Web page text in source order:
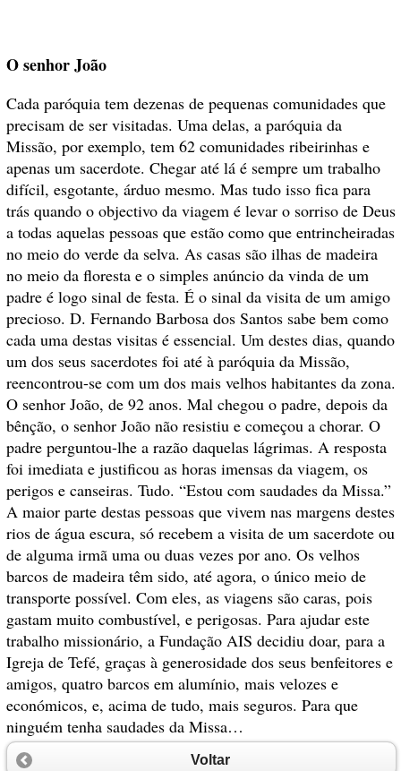
O senhor João
Cada paróquia tem dezenas de pequenas comunidades que
precisam de ser visitadas. Uma delas, a paróquia da
Missão, por exemplo, tem 62 comunidades ribeirinhas e
apenas um sacerdote. Chegar até lá é sempre um trabalho
difícil, esgotante, árduo mesmo. Mas tudo isso fica para
trás quando o objectivo da viagem é levar o sorriso de Deus
a todas aquelas pessoas que estão como que entrincheiradas
no meio do verde da selva. As casas são ilhas de madeira
no meio da floresta e o simples anúncio da vinda de um
padre é logo sinal de festa. É o sinal da visita de um amigo
precioso. D. Fernando Barbosa dos Santos sabe bem como
cada uma destas visitas é essencial. Um destes dias, quando
um dos seus sacerdotes foi até à paróquia da Missão,
reencontrou-se com um dos mais velhos habitantes da zona.
O senhor João, de 92 anos. Mal chegou o padre, depois da
bênção, o senhor João não resistiu e começou a chorar. O
padre perguntou-lhe a razão daquelas lágrimas. A resposta
foi imediata e justificou as horas imensas da viagem, os
perigos e canseiras. Tudo. “Estou com saudades da Missa.”
A maior parte destas pessoas que vivem nas margens destes
rios de água escura, só recebem a visita de um sacerdote ou
de alguma irmã uma ou duas vezes por ano. Os velhos
barcos de madeira têm sido, até agora, o único meio de
transporte possível. Com eles, as viagens são caras, pois
gastam muito combustível, e perigosas. Para ajudar este
trabalho missionário, a Fundação AIS decidiu doar, para a
Igreja de Tefé, graças à generosidade dos seus benfeitores e
amigos, quatro barcos em alumínio, mais velozes e
económicos, e, acima de tudo, mais seguros. Para que
ninguém tenha saudades da Missa…
Voltar